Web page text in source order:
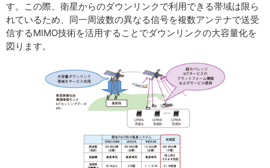
す。この際、衛星からのダウンリンクで利用できる帯域は限ら
れているため、同一周波数の異なる信号を複数アンテナで送受
信するMIMO技術を活用することでダウンリンクの大容量化を
図ります。